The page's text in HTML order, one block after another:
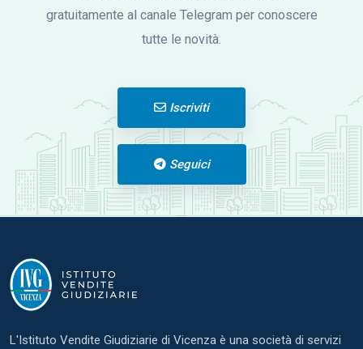
gratuitamente al canale Telegram per conoscere
tutte le novità.
Iscriviti
Seguici
L'Istituto Vendite Giudiziarie di Vicenza è una società di servizi